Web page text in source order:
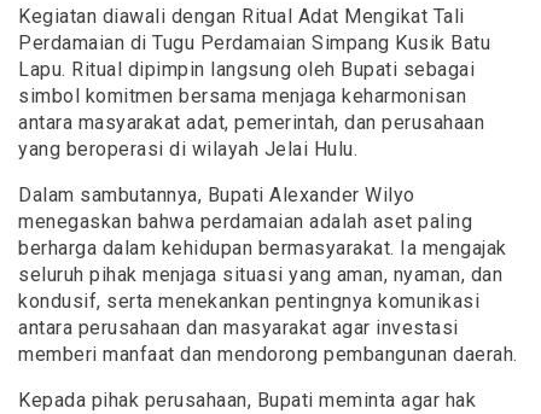
Kegiatan diawali dengan Ritual Adat Mengikat Tali
Perdamaian di Tugu Perdamaian Simpang Kusik Batu
Lapu. Ritual dipimpin langsung oleh Bupati sebagai
simbol komitmen bersama menjaga keharmonisan
antara masyarakat adat, pemerintah, dan perusahaan
yang beroperasi di wilayah Jelai Hulu.
Dalam sambutannya, Bupati Alexander Wilyo
menegaskan bahwa perdamaian adalah aset paling
berharga dalam kehidupan bermasyarakat. Ia mengajak
seluruh pihak menjaga situasi yang aman, nyaman, dan
kondusif, serta menekankan pentingnya komunikasi
antara perusahaan dan masyarakat agar investasi
memberi manfaat dan mendorong pembangunan daerah.
Kepada pihak perusahaan, Bupati meminta agar hak